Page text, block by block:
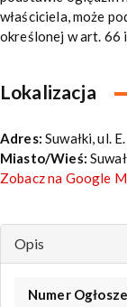
właściciela, może
określonej w art. 66
Lokalizacja
Adres: Suwałki, ul.
Miasto/Wieś:
Zobacz na Google
Opis
Numer